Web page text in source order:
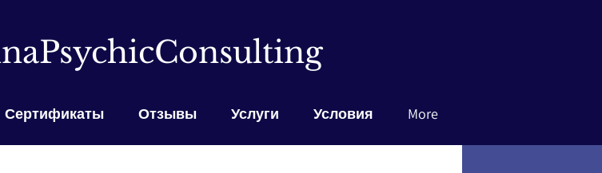
Сертификаты Отзывы Услуги Условия More